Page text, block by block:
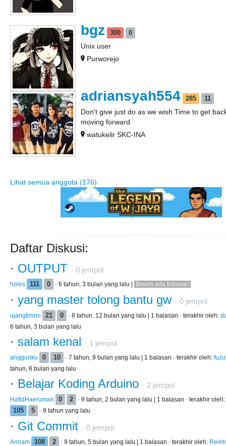
bgz 300 0
Unix user
Purworejo
adriansyah554 285 11
Don't give just do as we wish Time to get
moving forward
watukelir SKC-INA
Lihat semua anggota (176)
Daftar Diskusi:
· OUTPUT · 0 jempol
holes 111 0 · 6 tahun, 3 bulan yang lalu | Belum ada balasan
· yang master tolong bantu gw · 0 jempol
ujangtrisno 21 0 · 8 tahun, 12 bulan yang lalu | 1 balasan · terakhir oleh:
6 tahun, 3 bulan yang lalu
· salam kenal · 1 jempol
anggunku 0 10 · 7 tahun, 9 bulan yang lalu | 1 balasan · terakhir oleh:
tahun, 8 bulan yang lalu
· Belajar Koding Arduino · 2 jempol
HafidHaeruman 0 2
· 9 tahun, 2 bulan yang lalu | 1 balasan · terakhir oleh:
105
5 · 9 tahun yang lalu
· Git Commit · 0 jempol
Annam 108 2 · 9 tahun, 5 bulan yang lalu | 1 balasan · terakhir oleh: